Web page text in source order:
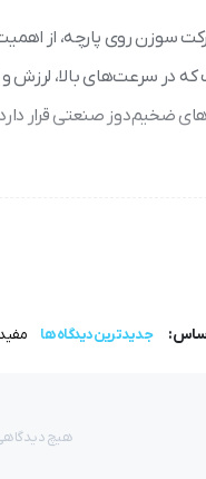
روی پارچه، از اهمیت
در سرعت‌های بالا، لرزش
ضخیم‌دوز صنعتی قرار
جدیدترین دیدگاه ها
هیچ